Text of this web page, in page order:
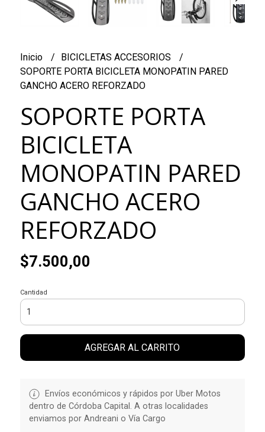
Inicio
BICICLETAS ACCESORIOS
SOPORTE PORTA BICICLETA MONOPATIN PARED
GANCHO ACERO REFORZADO
SOPORTE PORTA
BICICLETA
MONOPATIN PARED
GANCHO ACERO
REFORZADO
$7.500,00
Cantidad
AGREGAR AL CARRITO
Envíos económicos y rápidos por Uber Motos
dentro de Córdoba Capital. A otras localidades
enviamos por Andreani o Vía Cargo